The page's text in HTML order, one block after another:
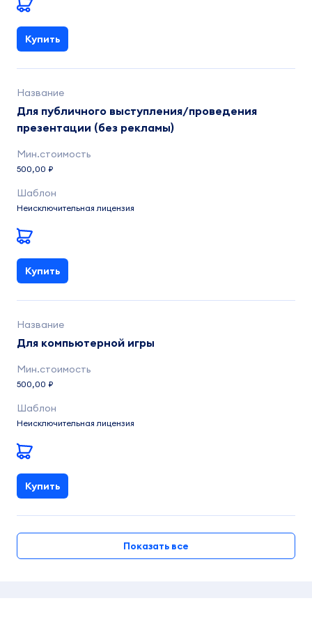
Купить
Для публичного выступления/проведения
презентации (без рекламы)
500,00 ₽
Неисключительная лицензия
Купить
Для компьютерной игры
500,00 ₽
Неисключительная лицензия
Купить
Показать все